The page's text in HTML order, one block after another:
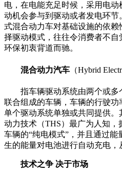
电，在电能充足时候，采用电
动机会参与到驱动或者发电环
式混合动力车对基础设施的依
择驱动模式，往往令消费者不
环保初衷背道而驰。
混合动力汽车 （Hybrid
指车辆驱动系统由两个或
联合组成的车辆，车辆的行驶
单个驱动系统单独或共同提供
动力技术（THS）最广为人知
车辆的“纯电模式”，并且通过
生的能量对电池进行自动充电，
技术之争 决于市场